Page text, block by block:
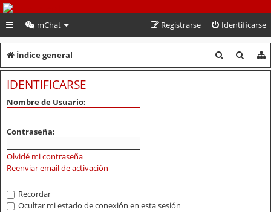
PeruVoley.com
mChat Identificarse
Registrarse
Índice general
u
u
IDENTIFICARSE
Nombre de Usuario:
Contraseña:
Olvidé mi contraseña
Reenviar email de activación
Recordar
Ocultar mi estado de conexión en esta sesión